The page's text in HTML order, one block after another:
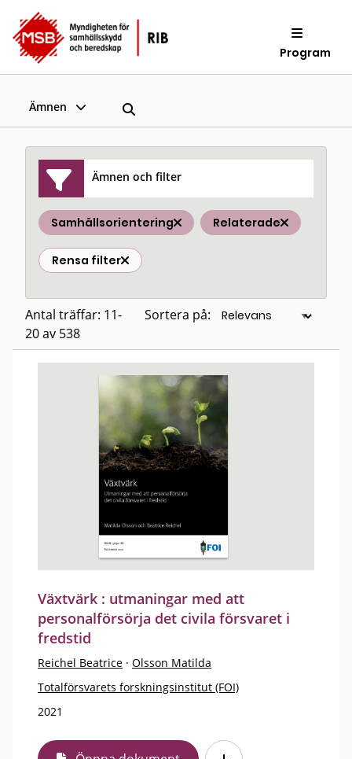
Program
Ämnen
Ämnen och filter
Samhällsorientering Relaterade
Rensa filter
Antal träffar: 11-
20 av 538
Sortera på:
Växtvärk : utmaningar med att
personalförsörja det civila försvaret i
fredstid
Reichel Beatrice · Olsson Matilda
Totalförsvarets forskningsinstitut (FOI)
2021